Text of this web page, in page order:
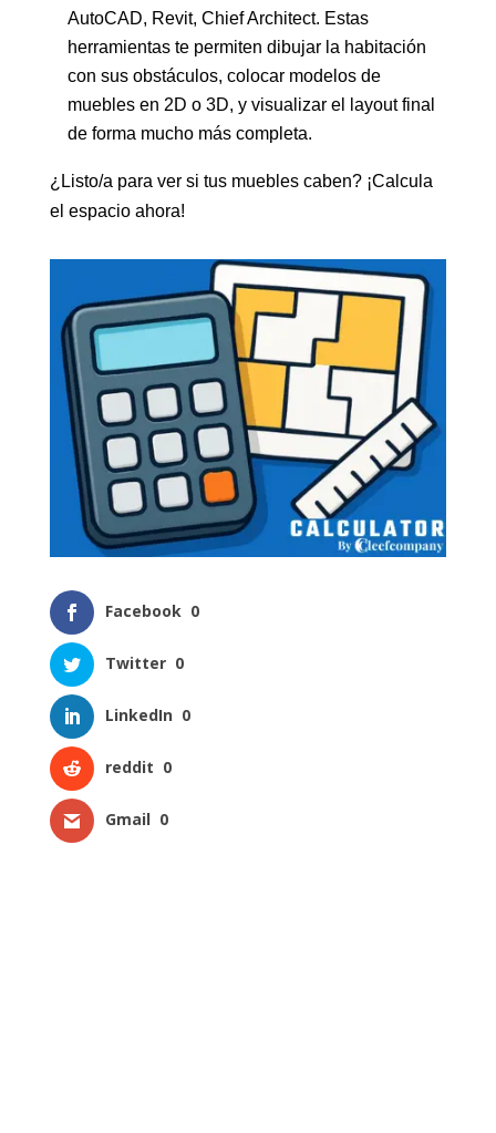
AutoCAD, Revit, Chief Architect. Estas
herramientas te permiten dibujar la habitación
con sus obstáculos, colocar modelos de
muebles en 2D o 3D, y visualizar el layout final
de forma mucho más completa.
¿Listo/a para ver si tus muebles caben? ¡Calcula
el espacio ahora!
Facebook 0
Twitter 0
LinkedIn 0
reddit 0
Gmail 0